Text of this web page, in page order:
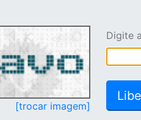
[trocar imagem]
Digite